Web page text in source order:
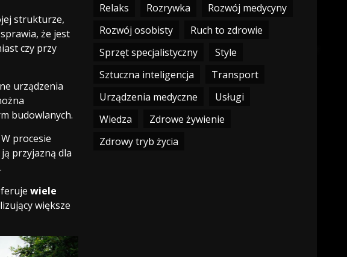
strukturze,
że jest
czy przy
urządzenia
budowlanych.
procesie
przyjazną dla
wiele
większe
Relaks
Rozrywka
Rozwój medycyny
Rozwój osobisty
Ruch to zdrowie
Sprzęt specjalistyczny
Style
Sztuczna inteligencja
Transport
Urządzenia medyczne
Usługi
Wiedza
Zdrowe żywienie
Zdrowy tryb życia